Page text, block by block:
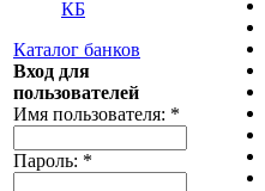
КБ
Каталог банков
Вход для
пользователей
Имя пользователя: *
Пароль: *